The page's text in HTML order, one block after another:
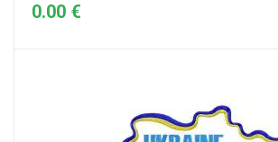
0.00 €